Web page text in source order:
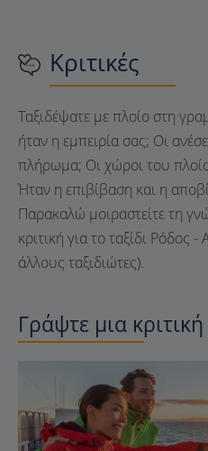
Κριτικές
Ταξιδέψατε με πλοίο στη
ήταν η εμπειρία σας; Οι
πλήρωμα; Οι χώροι του
Ήταν η επιβίβαση και η
Παρακαλώ μοιραστείτε τη
κριτική για το ταξίδι Ρόδος
άλλους ταξιδιώτες).
Γράψτε μια κριτική